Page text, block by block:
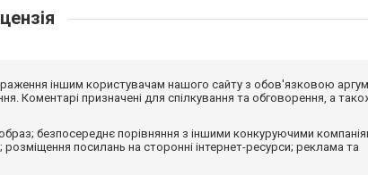
іншим користувачам нашого сайту з обов'язковою
Коментарі призначені для спілкування та обговорення, а
безпосереднє порівняння з іншими конкуруючими
розміщення посилань на сторонні інтернет-ресурси; реклама та